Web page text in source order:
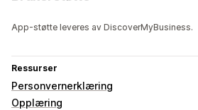
App-støtte leveres av DiscoverMyBusiness.
Ressurser
Personvernerklæring
Opplæring